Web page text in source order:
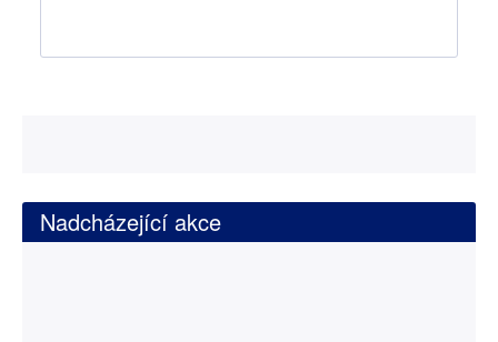
Nadcházející akce